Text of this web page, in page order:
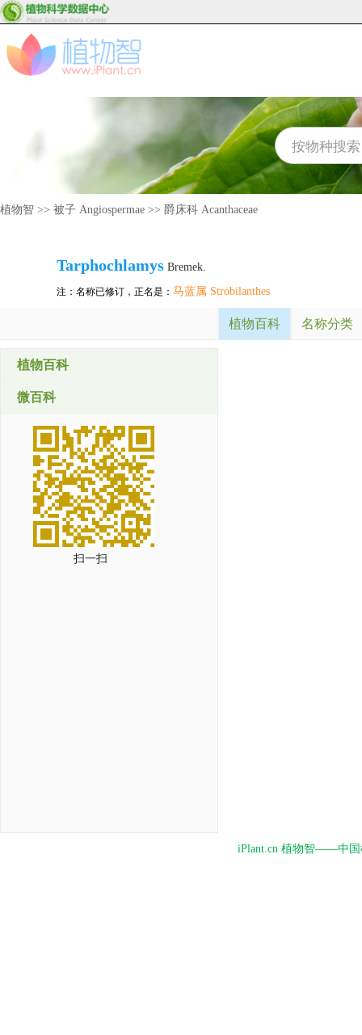
植物智 >> 被子 Angiospermae >> 爵床科 Acanthaceae
Tarphochlamys Bremek.
注：名称已修订，正名是： 马蓝属 Strobilanthes
植物百科 名称分类
植物百科
微百科
扫一扫
iPlant.cn 植物智——中国